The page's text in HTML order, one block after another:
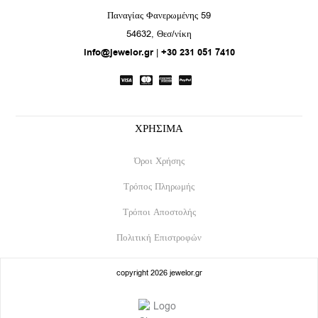
e
b
o
o
k
t
a
g
r
a
Παναγίας Φανερωμένης 59
54632, Θεσ/νίκη
info@jewelor.gr| +30 231 051 7410
ΧΡΗΣΙΜΑ
Όροι Χρήσης
Τρόπος Πληρωμής
Τρόποι Αποστολής
Πολιτική Επιστροφών
copyright 2026 jewelor.gr